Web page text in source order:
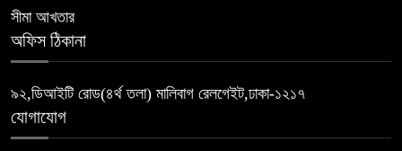
সীমা আখতার
অফিস ঠিকানা
৯২,ডিআইটি রোড(৪র্থ তলা) মালিবাগ রেলগেইট,ঢাকা-১২১৭
যোগাযোগ